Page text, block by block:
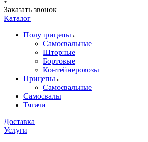
Заказать звонок
Каталог
Полуприцепы
Самосвальные
Шторные
Бортовые
Контейнеровозы
Прицепы
Самосвальные
Самосвалы
Тягачи
Доставка
Услуги